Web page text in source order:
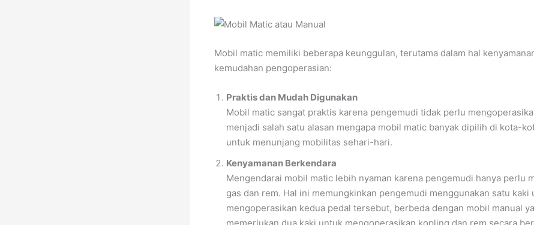
Mobil matic memiliki beberapa keunggulan, terutama dalam hal
kemudahan pengoperasian:
Praktis dan Mudah Digunakan
Mobil matic sangat praktis karena pengemudi tidak perlu
menjadi salah satu alasan mengapa mobil matic banyak dipilih di kota-
untuk menunjang mobilitas sehari-hari.
Kenyamanan Berkendara
Mengendarai mobil matic lebih nyaman karena pengemudi hanya perlu
gas dan rem. Hal ini memungkinkan pengemudi menggunakan satu kaki
mengoperasikan kedua pedal tersebut, berbeda dengan mobil manual
memerlukan dua kaki untuk mengoperasikan kopling dan rem secara